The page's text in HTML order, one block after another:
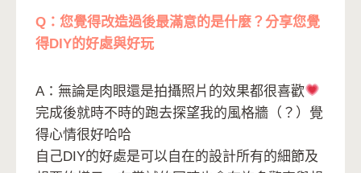
Q：您覺得改造過後最滿意的是什麼？分享您覺
得DIY的好處與好玩
A：無論是肉眼還是拍攝照片的效果都很喜歡
完成後就時不時的跑去探望我的風格牆（？）覺
得心情很好哈哈
自己DIY的好處是可以自在的設計所有的細節及